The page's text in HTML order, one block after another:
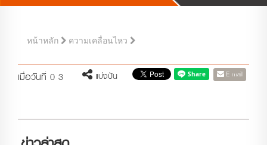
หน้าหลัก ความเคลื่อนไหว
เมื่อวันที่ 0 3 แบ่งปัน E-mail